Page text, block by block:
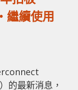
續使用
的最新消息，